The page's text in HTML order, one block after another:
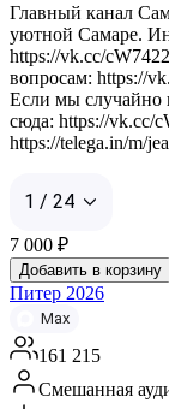
Главный канал
уютной Самаре.
https://vk.cc/
вопросам: https://
Если мы случайно
сюда: https://vk.cc/
https://telega.in/m/
1 / 24
7 000 ₽
Добавить в корзину
Питер 2026
Max
161 215
Смешанная